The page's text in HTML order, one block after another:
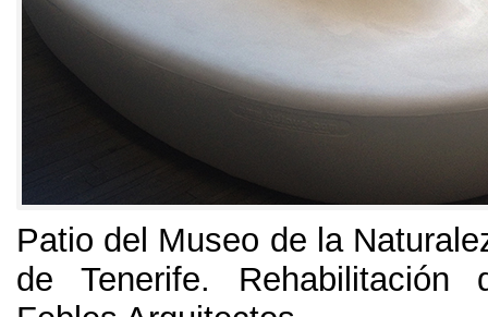
Patio del Museo de la
de Tenerife.